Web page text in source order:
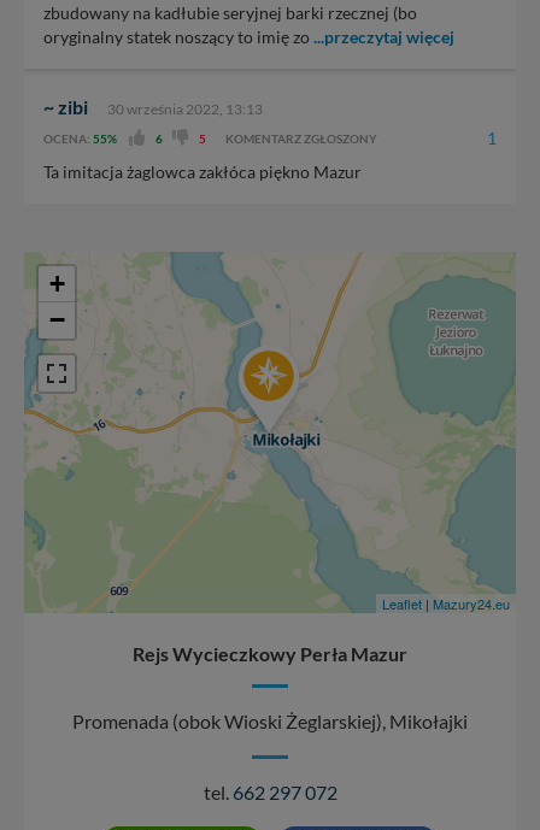
zbudowany na kadłubie seryjnej barki rzecznej (bo
oryginalny statek noszący to imię zo ...przeczytaj więcej
~ zibi 30 września 2022, 13:13
OCENA: 55% 6 5 KOMENTARZ ZGŁOSZONY 1
Ta imitacja żaglowca zakłóca piękno Mazur
+
−
Leaflet | Mazury24.eu
Rejs Wycieczkowy Perła Mazur
Promenada (obok Wioski Żeglarskiej), Mikołajki
tel. 662 297 072
danych, zażądać ich poprawienia lub usunięcia,
zabronić ich przetwarzania. Pamiętaj jednak, że nie
cookies. Twoja przeglądarka umożliwia Ci skasowanie
tych plików - w pewnych przypadkach nie możemy tego